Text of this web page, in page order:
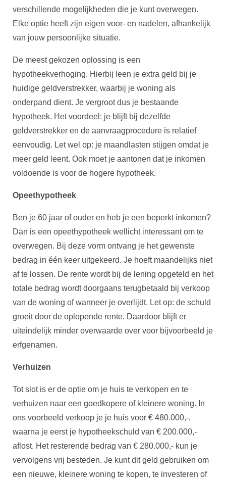
verschillende mogelijkheden die je kunt overwegen.
Elke optie heeft zijn eigen voor- en nadelen, afhankelijk
van jouw persoonlijke situatie.
De meest gekozen oplossing is een
hypotheekverhoging. Hierbij leen je extra geld bij je
huidige geldverstrekker, waarbij je woning als
onderpand dient. Je vergroot dus je bestaande
hypotheek. Het voordeel: je blijft bij dezelfde
geldverstrekker en de aanvraagprocedure is relatief
eenvoudig. Let wel op: je maandlasten stijgen omdat je
meer geld leent. Ook moet je aantonen dat je inkomen
voldoende is voor de hogere hypotheek.
Opeethypotheek
Ben je 60 jaar of ouder en heb je een beperkt inkomen?
Dan is een opeethypotheek wellicht interessant om te
overwegen. Bij deze vorm ontvang je het gewenste
bedrag in één keer uitgekeerd. Je hoeft maandelijks niet
af te lossen. De rente wordt bij de lening opgeteld en het
totale bedrag wordt doorgaans terugbetaald bij verkoop
van de woning of wanneer je overlijdt. Let op: de schuld
groeit door de oplopende rente. Daardoor blijft er
uiteindelijk minder overwaarde over voor bijvoorbeeld je
erfgenamen.
Verhuizen
Tot slot is er de optie om je huis te verkopen en te
verhuizen naar een goedkopere of kleinere woning. In
ons voorbeeld verkoop je je huis voor € 480.000,-,
waarna je eerst je hypotheekschuld van € 200.000,-
aflost. Het resterende bedrag van € 280.000,- kun je
vervolgens vrij besteden. Je kunt dit geld gebruiken om
een nieuwe, kleinere woning te kopen, te investeren of